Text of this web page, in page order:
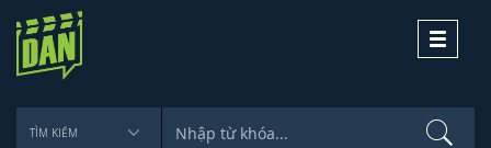
Toggle